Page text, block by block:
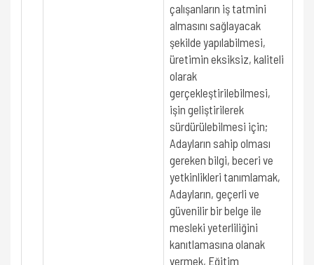
çalışanların iş tatmini
almasını sağlayacak
şekilde yapılabilmesi,
üretimin eksiksiz, kaliteli
olarak
gerçekleştirilebilmesi,
işin geliştirilerek
sürdürülebilmesi için;
Adayların sahip olması
gereken bilgi, beceri ve
yetkinlikleri tanımlamak,
Adayların, geçerli ve
güvenilir bir belge ile
mesleki yeterliliğini
kanıtlamasına olanak
vermek, Eğitim